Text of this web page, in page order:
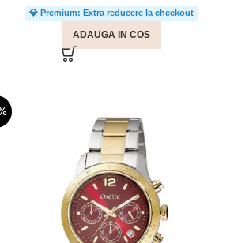
💎 Premium: Extra reducere la checkout
ADAUGA IN COS